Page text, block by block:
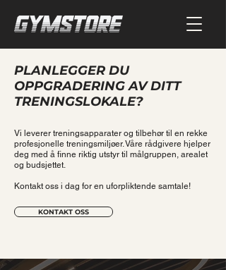
PLANLEGGER DU
OPPGRADERING AV DITT
TRENINGSLOKALE?
Vi leverer treningsapparater og tilbehør til en rekke
profesjonelle treningsmiljøer. Våre rådgivere hjelper
deg med å finne riktig utstyr til målgruppen, arealet
og budsjettet.
Kontakt oss i dag for en uforpliktende samtale!
KONTAKT OSS